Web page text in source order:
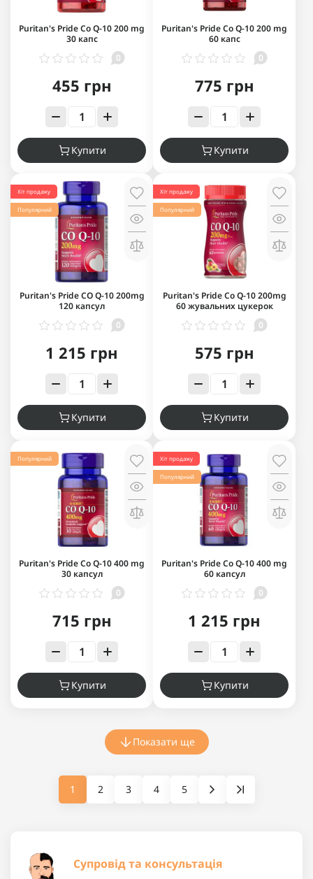
Puritan's Pride Co Q-10 200 mg
30 капс
0
455 грн
Купити
Puritan's Pride Co Q-10 200 mg
60 капс
0
775 грн
Купити
Хіт продажу
Популярний
Puritan's Pride CO Q-10 200mg
120 капсул
0
1 215 грн
Купити
Хіт продажу
Популярний
Puritan's Pride Co Q-10 200mg
60 жувальних цукерок
0
575 грн
Купити
Популярний
Puritan's Pride Co Q-10 400 mg
30 капсул
0
715 грн
Купити
Хіт продажу
Популярний
Puritan's Pride Co Q-10 400 mg
60 капсул
0
1 215 грн
Купити
Показати ще
1 2 3 4 5
Супровід та консультація